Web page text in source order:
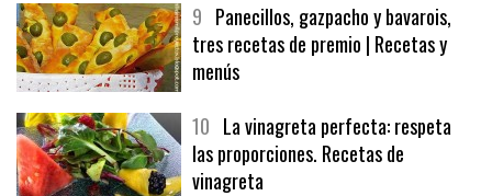
9 Panecillos, gazpacho y bavarois,
tres recetas de premio | Recetas y
menús
10 La vinagreta perfecta: respeta
las proporciones. Recetas de
vinagreta